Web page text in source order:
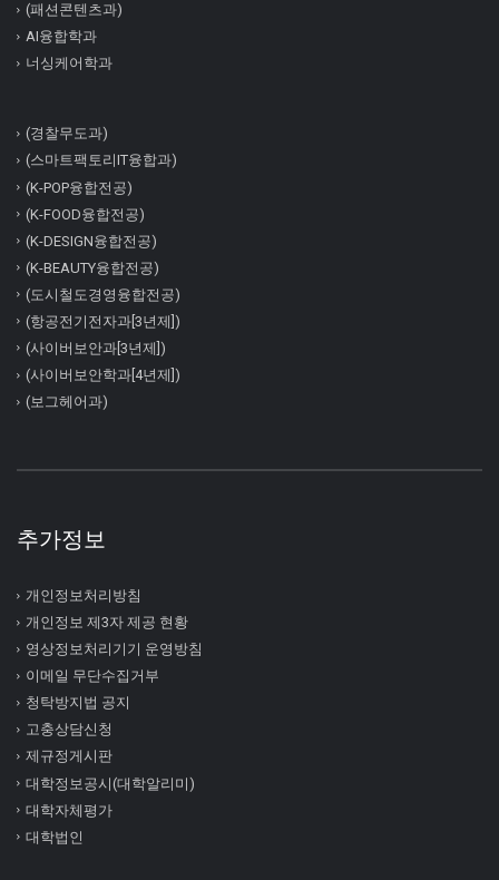
(패션콘텐츠과)
AI융합학과
너싱케어학과
(경찰무도과)
(스마트팩토리IT융합과)
(K-POP융합전공)
(K-FOOD융합전공)
(K-DESIGN융합전공)
(K-BEAUTY융합전공)
(도시철도경영융합전공)
(항공전기전자과[3년제])
(사이버보안과[3년제])
(사이버보안학과[4년제])
(보그헤어과)
추가정보
개인정보처리방침
개인정보 제3자 제공 현황
영상정보처리기기 운영방침
이메일 무단수집거부
청탁방지법 공지
고충상담신청
제규정게시판
대학정보공시(대학알리미)
대학자체평가
대학법인